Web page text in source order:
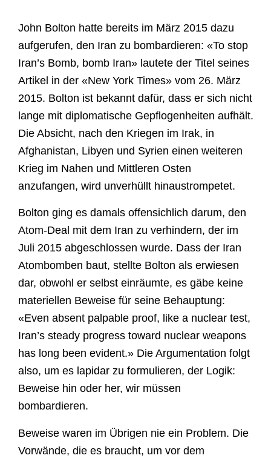
John Bolton hatte bereits im März 2015 dazu
aufgerufen, den Iran zu bombardieren: «To stop
Iran’s Bomb, bomb Iran» lautete der Titel seines
Artikel in der «New York Times» vom 26. März
2015. Bolton ist bekannt dafür, dass er sich nicht
lange mit diplomatische Gepflogenheiten aufhält.
Die Absicht, nach den Kriegen im Irak, in
Afghanistan, Libyen und Syrien einen weiteren
Krieg im Nahen und Mittleren Osten
anzufangen, wird unverhüllt hinaustrompetet.
Bolton ging es damals offensichlich darum, den
Atom-Deal mit dem Iran zu verhindern, der im
Juli 2015 abgeschlossen wurde. Dass der Iran
Atombomben baut, stellte Bolton als erwiesen
dar, obwohl er selbst einräumte, es gäbe keine
materiellen Beweise für seine Behauptung:
«Even absent palpable proof, like a nuclear test,
Iran’s steady progress toward nuclear weapons
has long been evident.» Die Argumentation folgt
also, um es lapidar zu formulieren, der Logik:
Beweise hin oder her, wir müssen
bombardieren.
Beweise waren im Übrigen nie ein Problem. Die
Vorwände, die es braucht, um vor dem